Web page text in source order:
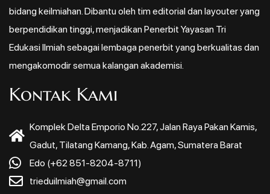
bidang keilmiahan. Dibantu oleh tim editorial dan layouter yang
berpendidikan tinggi, menjadikan Penerbit Yayasan Tri
Edukasi Ilmiah sebagai lembaga penerbit yang berkualitas dan
mengakomodir semua kalangan akademisi.
Kontak Kami
Komplek Delta Emporio No.227, Jalan Raya Pakan Kamis,
Gadut, Tilatang Kamang, Kab. Agam, Sumatera Barat
Edo (+62 851-8204-8711)
trieduilmiah@gmail.com